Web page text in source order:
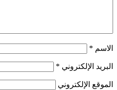
الاسم *
البريد الإلكتروني *
الموقع الإلكتروني